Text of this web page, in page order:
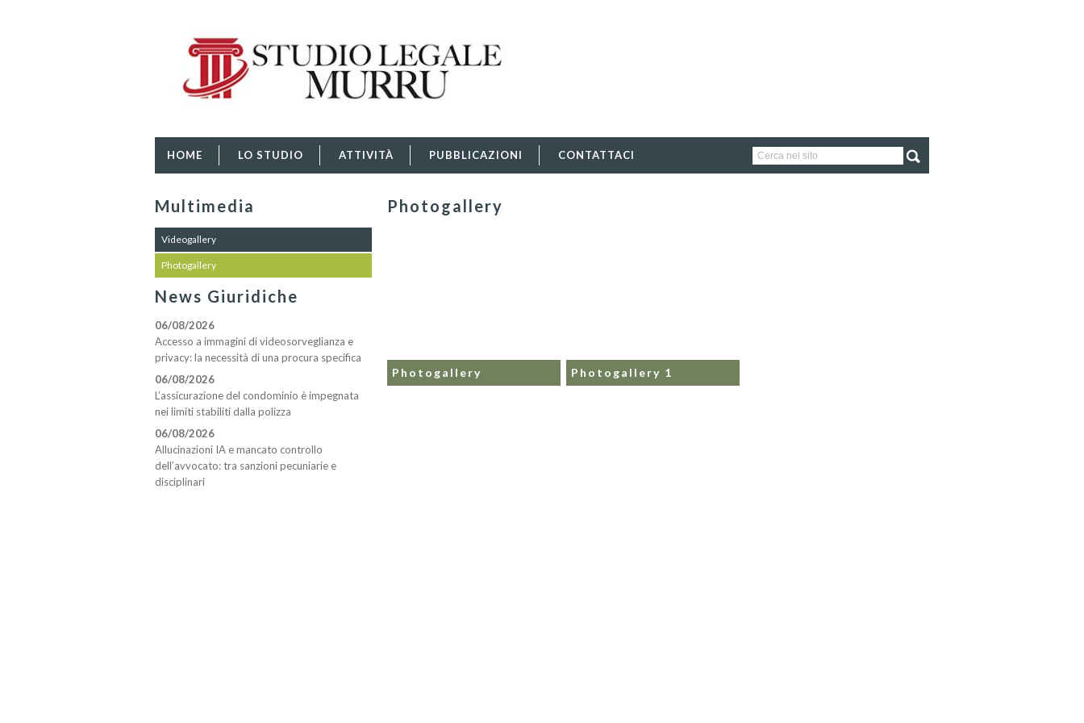
HOME LO STUDIO ATTIVITÀ PUBBLICAZIONI CONTATTACI
Photogallery
Photogallery Photogallery 1
Multimedia
Videogallery
Photogallery
News Giuridiche
06/08/2026
Accesso a immagini di videosorveglianza e
privacy: la necessità di una procura specifica
06/08/2026
L’assicurazione del condominio è impegnata
nei limiti stabiliti dalla polizza
06/08/2026
Allucinazioni IA e mancato controllo
dell’avvocato: tra sanzioni pecuniarie e
disciplinari